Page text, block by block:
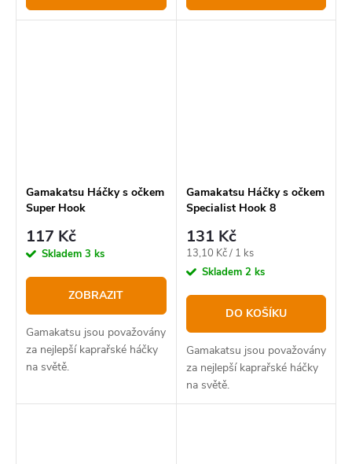
Gamakatsu Háčky s očkem
Super Hook
117 Kč
Skladem 3 ks
ZOBRAZIT
Gamakatsu jsou považovány
za nejlepší kaprařské háčky
na světě.
Gamakatsu Háčky s očkem
Specialist Hook 8
131 Kč
Měrná
cena:
13,10 Kč / 1 ks
Skladem 2 ks
DO KOŠÍKU
Gamakatsu jsou považovány
za nejlepší kaprařské háčky
na světě.